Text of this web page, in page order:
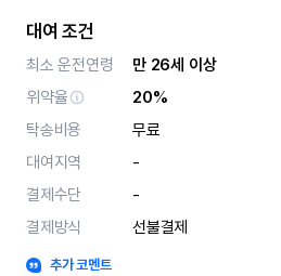
대여 조건
최소 운전연령
만 26세 이상
위약율
20%
탁송비용
무료
대여지역
-
결제수단
-
결제방식
선불결제
추가 코멘트